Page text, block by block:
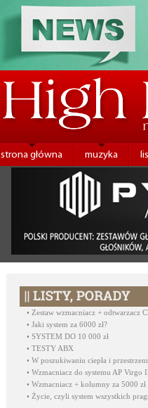
strona główna muzyka
• Zestaw wzmacniacz + odtwarzacz
• Jaki system za 6000 zł?
• SYSTEM DO 10 000 zł
• TESTY ABX
• W poszukiwaniu ciepła i
• Wzmacniacz do systemu AP
• Wzmacniacz + kolumny za 5000 zł
• Życie, czyli system wszystkich